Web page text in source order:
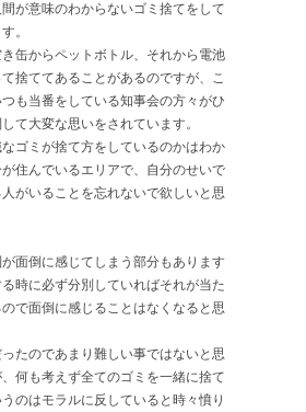
が意味のわからないゴミ捨てをして
。
缶からペットボトル、それから電池
捨ててあることがあるのですが、こ
も当番をしている知事会の方々がひ
て大変な思いをされています。
ゴミが捨て方をしているのかはわか
住んでいるエリアで、自分のせいで
がいることを忘れないで欲しいと思
面倒に感じてしまう部分もあります
時に必ず分別していればそれが当た
で面倒に感じることはなくなると思
たのであまり難しい事ではないと思
何も考えず全てのゴミを一緒に捨て
のはモラルに反していると時々憤り